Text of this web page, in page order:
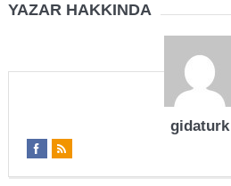
YAZAR HAKKINDA
gidaturk